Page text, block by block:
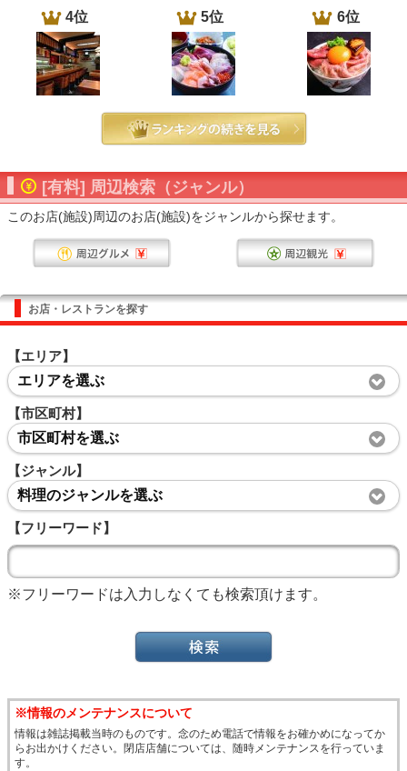
4位 5位 6位
[有料] 周辺検索（ジャンル）
このお店(施設)周辺のお店(施設)をジャンルから探せます。
お店・レストランを探す
【エリア】
エリアを選ぶ
【市区町村】
市区町村を選ぶ
【ジャンル】
料理のジャンルを選ぶ
【フリーワード】
※フリーワードは入力しなくても検索頂けます。
※情報のメンテナンスについて
情報は雑誌掲載当時のものです。念のため電話で情報をお確かめになってか
らお出かけください。閉店店舗については、随時メンテナンスを行っていま
す。